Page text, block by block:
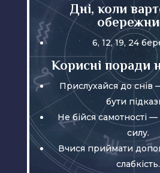
Дні, коли
6, 12, 19, 24
Корисні поради
Прислухайся до
бути
Не бійся самотності —
силу.
Вчися приймати
слабкість.